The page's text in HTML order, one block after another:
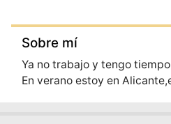
Sobre mí
Ya no trabajo y tengo
En verano estoy en